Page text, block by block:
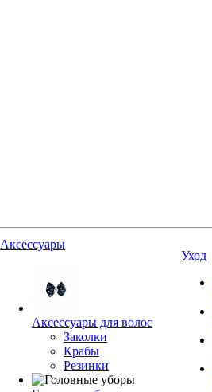
Аксессуары
Аксессуары для волос
Заколки
Крабы
Резинки
Уход